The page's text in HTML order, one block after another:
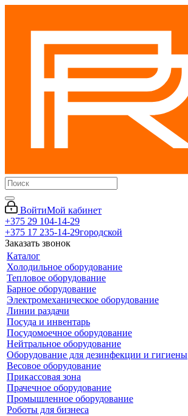
ВойтиМой кабинет
+375 29 104-14-29
+375 17 235-14-29городской
Заказать звонок
Каталог
Холодильное оборудование
Тепловое оборудование
Барное оборудование
Электромеханическое оборудование
Линии раздачи
Посуда и инвентарь
Посудомоечное оборудование
Нейтральное оборудование
Оборудование для дезинфекции и гигиены
Весовое оборудование
Прикассовая зона
Прачечное оборудование
Промышленное оборудование
Роботы для бизнеса